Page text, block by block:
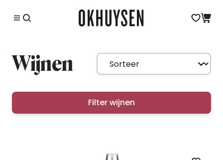
Wijnen
Filter wijnen